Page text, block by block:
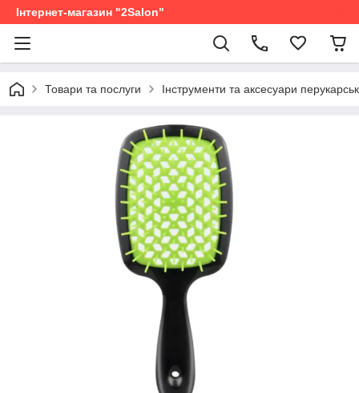
Інтернет-магазин "2Salon"
Товари та послуги Інструменти та аксесуари